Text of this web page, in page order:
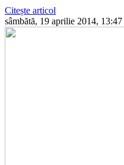
Citește articol
sâmbătă, 19 aprilie 2014, 13:47